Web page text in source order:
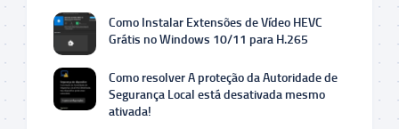
Como Instalar Extensões de Vídeo HEVC
Grátis no Windows 10/11 para H.265
Como resolver A proteção da Autoridade de
Segurança Local está desativada mesmo
ativada!